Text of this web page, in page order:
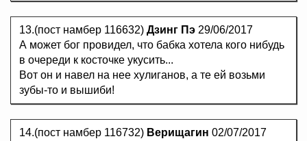
13.(пост намбер 116632) Дзинг Пэ 29/06/2017
А может бог провидел, что бабка хотела кого нибудь
в очереди к косточке укусить...
Вот он и навел на нее хулиганов, а те ей возьми
зубы-то и вышиби!
14.(пост намбер 116732) Верищагин 02/07/2017